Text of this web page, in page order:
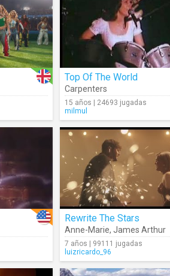
Top Of The World
Carpenters
15 años | 24693 jugadas
milmul
Rewrite The Stars
Anne-Marie, James Arthur
7 años | 99111 jugadas
luizricardo_96